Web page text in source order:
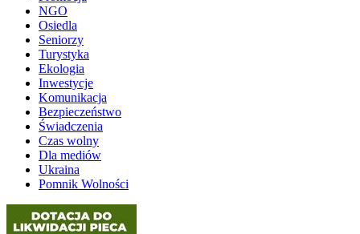
NGO
Osiedla
Seniorzy
Turystyka
Ekologia
Inwestycje
Komunikacja
Bezpieczeństwo
Świadczenia
Czas wolny
Dla mediów
Ukraina
Pomnik Wolności